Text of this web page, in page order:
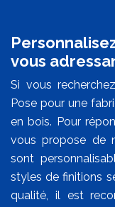
vous
Si vous
Pose pour une
en bois. Pour
vous propose de
sont
styles de finitions
qualité, il est